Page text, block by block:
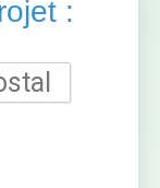
: